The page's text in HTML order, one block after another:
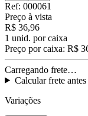
Ref: 000061
Preço à vista
R$ 36,96
1 unid. por caixa
Preço por caixa: R$
Carregando frete…
Calcular frete
Variações